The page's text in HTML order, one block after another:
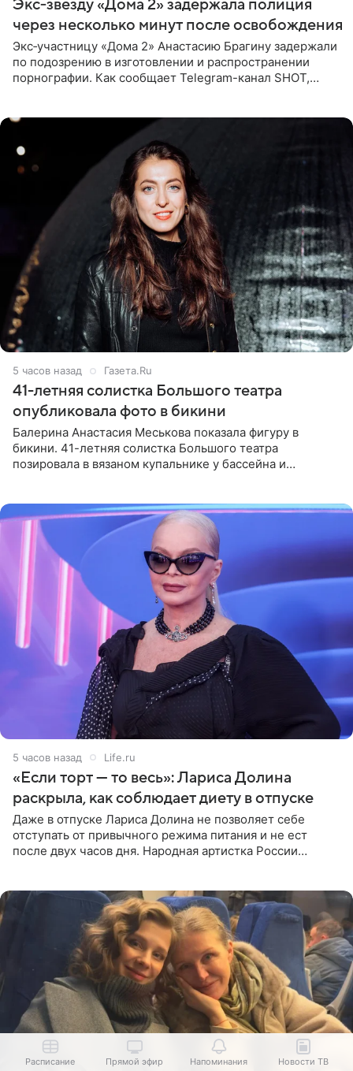
Экс‑звезду «Дома 2» задержала полиция
через несколько минут после освобождения
Экс‑участницу «Дома 2» Анастасию Брагину задержали
по подозрению в изготовлении и распространении
порнографии. Как сообщает Telegram-канал SHOT,
5 часов назад Газета.Ru
41-летняя солистка Большого театра
опубликовала фото в бикини
Балерина Анастасия Меськова показала фигуру в
бикини. 41-летняя солистка Большого театра
позировала в вязаном купальнике у бассейна и
5 часов назад Life.ru
«Если торт — то весь»: Лариса Долина
раскрыла, как соблюдает диету в отпуске
Даже в отпуске Лариса Долина не позволяет себе
отступать от привычного режима питания и не ест
после двух часов дня. Народная артистка России
Расписание Прямой эфир Напоминания Новости ТВ